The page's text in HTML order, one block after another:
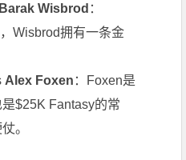
Barak Wisbrod ：
Wisbrod拥有一条金
Alex Foxen ：Foxen是
$25K Fantasy的常
。